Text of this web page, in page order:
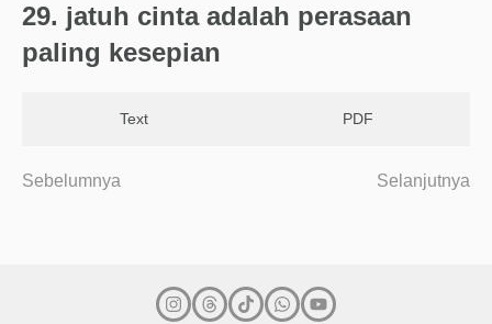
29. jatuh cinta adalah perasaan
paling kesepian
Text PDF
Sebelumnya Selanjutnya